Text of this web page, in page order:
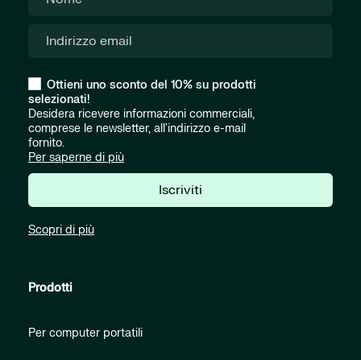
Ottieni uno sconto del 10% su prodotti
selezionati!
Desidera ricevere informazioni commerciali,
comprese le newsletter, all'indirizzo e-mail
fornito.
Per saperne di più
Iscriviti
Scopri di più
Prodotti
Per computer portatili